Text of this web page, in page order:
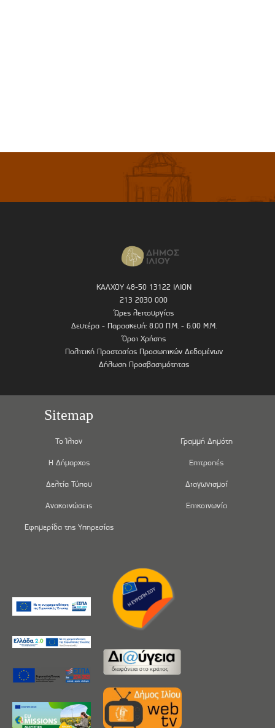
ΚΑΛΧΟΥ 48-50 13122 ΙΛΙΟΝ
213 2030 000
Ώρες λειτουργίας
Δευτέρα - Παρασκευή: 8.00 Π.Μ. - 6.00 Μ.Μ.
Όροι Χρήσης
Πολιτική Προστασίας Προσωπικών Δεδομένων
Δήλωση Προσβασιμότητας
Sitemap
Το Ίλιον
Η Δήμαρχος
Δελτία Τύπου
Ανακοινώσεις
Εφημερίδα της Υπηρεσίας
Γραμμή Δημότη
Επιτροπές
Διαγωνισμοί
Επικοινωνία